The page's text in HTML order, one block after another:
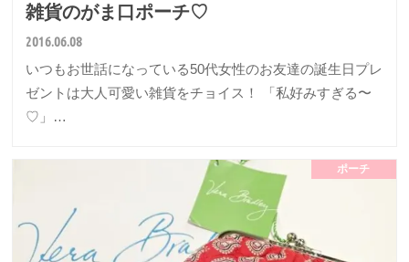
雑貨のがま口ポーチ♡
2016.06.08
いつもお世話になっている50代女性のお友達の誕生日プレ
ゼントは大人可愛い雑貨をチョイス！ 「私好みすぎる〜
♡」…
ポーチ